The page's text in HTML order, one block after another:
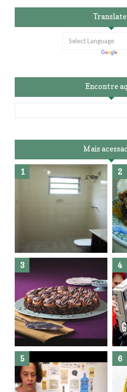
Translate
Encontre
Mais
Banheiro novo por menos de
R$300,00 ?? E sem quebra
quebra ??( Editado)